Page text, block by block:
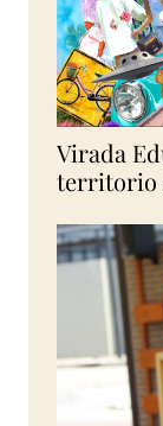
Virada
territorio